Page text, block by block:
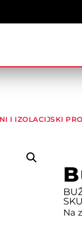
I IZOLACIJSKI
Na